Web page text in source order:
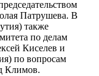
Патрушева. В
также
по делам
Киселев и
по вопросам
Климов.